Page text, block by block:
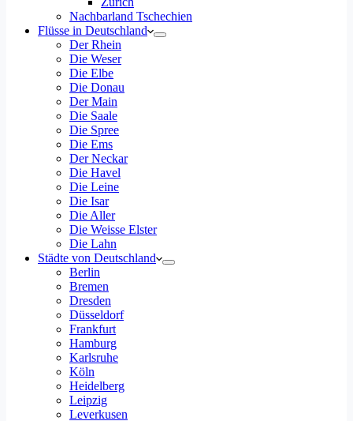
Nachbarland Tschechien
Flüsse in Deutschland
Der Rhein
Die Weser
Die Elbe
Die Donau
Der Main
Die Saale
Die Spree
Die Ems
Der Neckar
Die Havel
Die Leine
Die Isar
Die Aller
Die Weisse Elster
Die Lahn
Städte von Deutschland
Berlin
Bremen
Dresden
Düsseldorf
Frankfurt
Hamburg
Karlsruhe
Köln
Heidelberg
Leipzig
Leverkusen